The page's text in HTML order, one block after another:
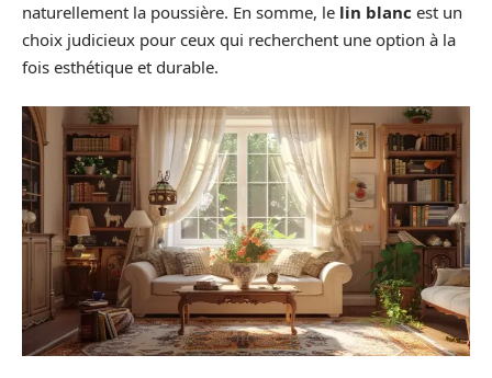
naturellement la poussière. En somme, le lin blanc est un
choix judicieux pour ceux qui recherchent une option à la
fois esthétique et durable.